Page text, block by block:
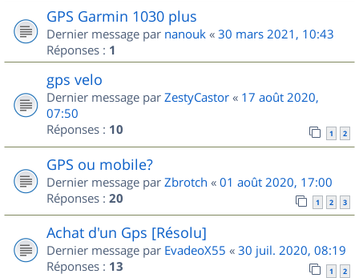
GPS Garmin 1030 plus
Dernier message par nanouk « 30 mars 2021, 10:43
Réponses : 1
gps velo
Dernier message par ZestyCastor « 17 août 2020,
07:50
Réponses : 10 1 2
GPS ou mobile?
Dernier message par Zbrotch « 01 août 2020, 17:00
Réponses : 20 1 2 3
Achat d'un Gps [Résolu]
Dernier message par EvadeoX55 « 30 juil. 2020, 08:19
Réponses : 13 1 2